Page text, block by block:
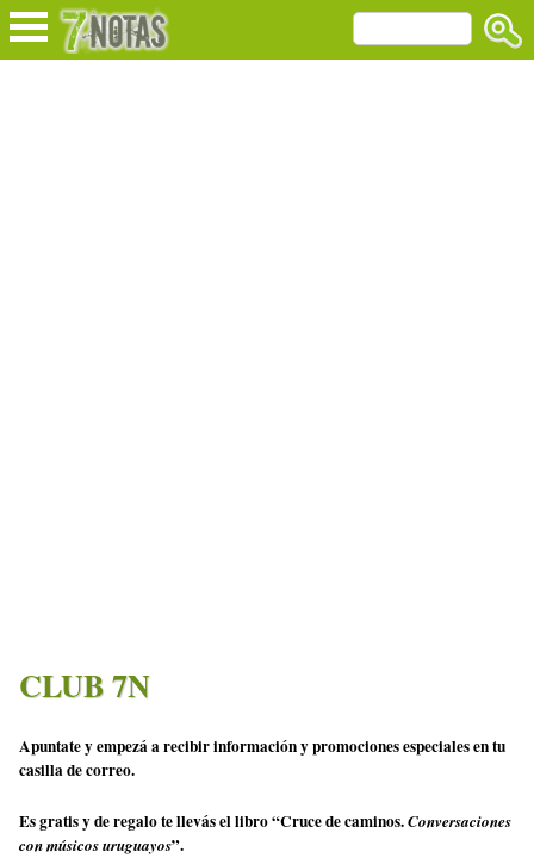
CLUB 7N
Apuntate y empezá a recibir información y promociones especiales en tu
casilla de correo.
Es gratis y de regalo te llevás el libro “Cruce de caminos.Conversaciones
con músicos uruguayos”.